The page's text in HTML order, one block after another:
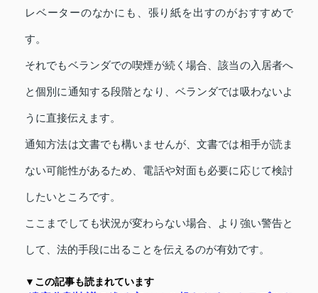
レベーターのなかにも、張り紙を出すのがおすすめで
す。
それでもベランダでの喫煙が続く場合、該当の入居者へ
と個別に通知する段階となり、ベランダでは吸わないよ
うに直接伝えます。
通知方法は文書でも構いませんが、文書では相手が読ま
ない可能性があるため、電話や対面も必要に応じて検討
したいところです。
ここまでしても状況が変わらない場合、より強い警告と
して、法的手段に出ることを伝えるのが有効です。
▼この記事も読まれています